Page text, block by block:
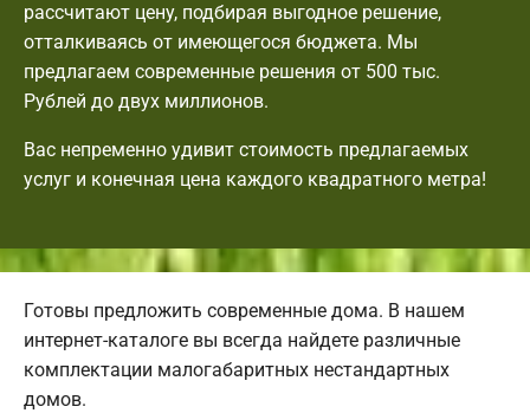
рассчитают цену, подбирая выгодное решение,
отталкиваясь от имеющегося бюджета. Мы
предлагаем современные решения от 500 тыс.
Рублей до двух миллионов.
Вас непременно удивит стоимость предлагаемых
услуг и конечная цена каждого квадратного метра!
Готовы предложить современные дома. В нашем
интернет-каталоге вы всегда найдете различные
комплектации малогабаритных нестандартных
домов.